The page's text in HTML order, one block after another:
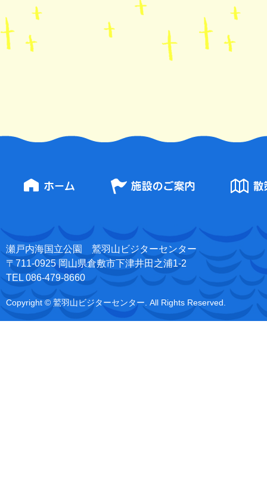
瀬戸内海国立公園 鷲羽山ビジターセンター
〒711-0925 岡山県倉敷市下津井田之浦1-2
TEL 086-479-8660
Copyright © 鷲羽山ビジターセンター. All Rights Reserved.